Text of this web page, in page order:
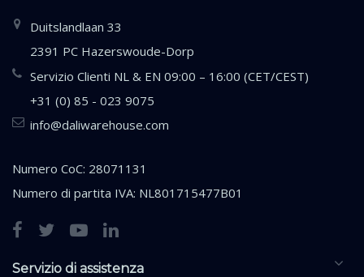
Duitslandlaan 33
2391 PC Hazerswoude-Dorp
Servizio Clienti NL & EN 09:00 – 16:00 (CET/CEST)
+31 (0) 85 - 023 9075
info@daliwarehouse.com
Numero CoC: 28071131
Numero di partita IVA: NL801715477B01
Servizio di assistenza